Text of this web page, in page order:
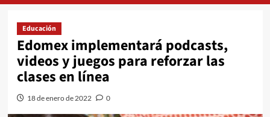
Educación
Edomex implementará podcasts,
videos y juegos para reforzar las
clases en línea
18 de enero de 2022 0